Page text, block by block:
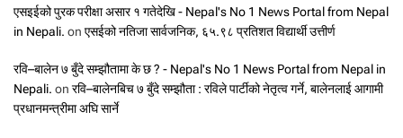
एसइईको पुरक परीक्षा असार १ गतेदेखि - Nepal's No 1 News Portal from Nepal
in Nepali. on एसईको नतिजा सार्वजनिक, ६५.९८ प्रतिशत विद्यार्थी उत्तीर्ण
रवि–बालेन ७ बुँदे सम्झौतामा के छ ? - Nepal's No 1 News Portal from Nepal in
Nepali. on रवि–बालेनबिच ७ बुँदे सम्झौता : रविले पार्टीको नेतृत्व गर्ने, बालेनलाई आगामी
प्रधानमन्त्रीमा अघि सार्ने